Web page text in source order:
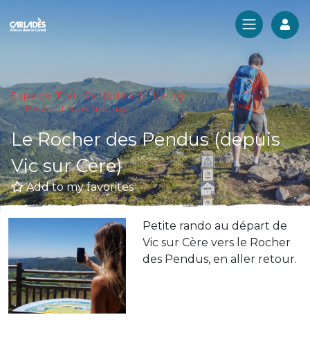
Espace Trail Carladès
Hiking
Pedestrian hiking
Le Rocher des Pendus (depuis
Vic sur Cère)
Add to my favorites
Petite rando au départ de
Vic sur Cère vers le Rocher
des Pendus, en aller retour.